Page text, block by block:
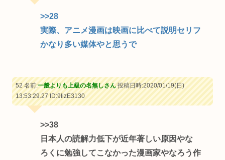
>>28
実際、アニメ漫画は映画に比べて説明セリフ
かなり多い媒体やと思うで
52 名前:一般よりも上級の名無しさん投稿日時:2020/01/19(日)
13:53:29.27ID:9IizE3130
>>38
日本人の読解力低下が近年著しい原因やな
ろくに勉強してこなかった漫画家やなろう作